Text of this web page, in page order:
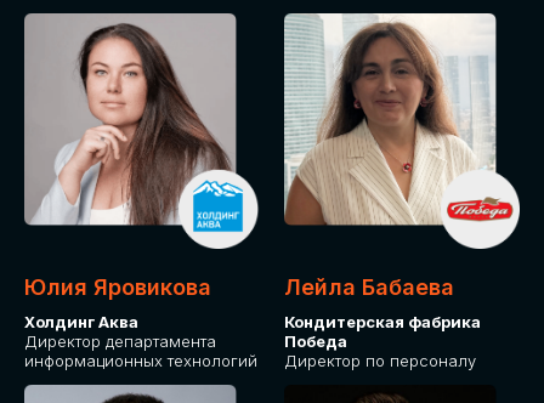
Юлия Яровикова
Холдинг Аква
Директор департамента
информационных технологий
Лейла Бабаева
Кондитерская фабрика
Победа
Директор по персоналу